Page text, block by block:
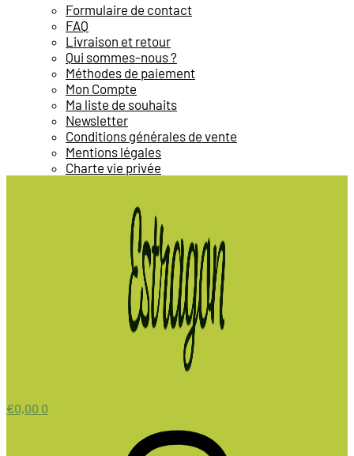
Formulaire de contact
FAQ
Livraison et retour
Qui sommes-nous ?
Méthodes de paiement
Mon Compte
Ma liste de souhaits
Newsletter
Conditions générales de vente
Mentions légales
Charte vie privée
€0,00 0